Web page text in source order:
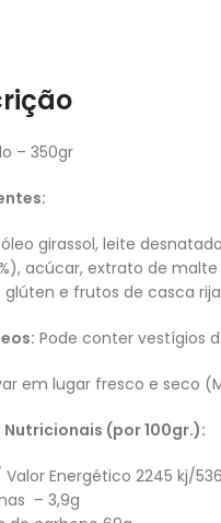
– 350gr
girassol, leite
acúcar, extrato de
e frutos de casca
Pode conter vestígios
em lugar fresco e seco
Nutricionais (por 100gr.):
Valor Energético 2245 kj/
– 3,9g